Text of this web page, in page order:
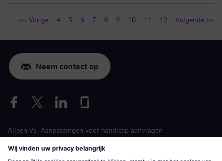
<< Vorige 4 5 6 7 8 9 10 11 12 Volgende >>
Neem contact op
Alleen VS: Aanpassingen voor handicap aanvragen
siemens-energy.comAlgemene website